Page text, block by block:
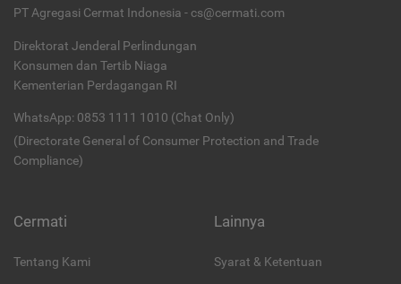
PT Agregasi Cermat Indonesia - cs@cermati.com
Direktorat Jenderal Perlindungan
Konsumen dan Tertib Niaga
Kementerian Perdagangan RI
WhatsApp: 0853 1111 1010 (Chat Only)
(Directorate General of Consumer Protection and Trade
Compliance)
Cermati
Tentang Kami
Lainnya
Syarat & Ketentuan